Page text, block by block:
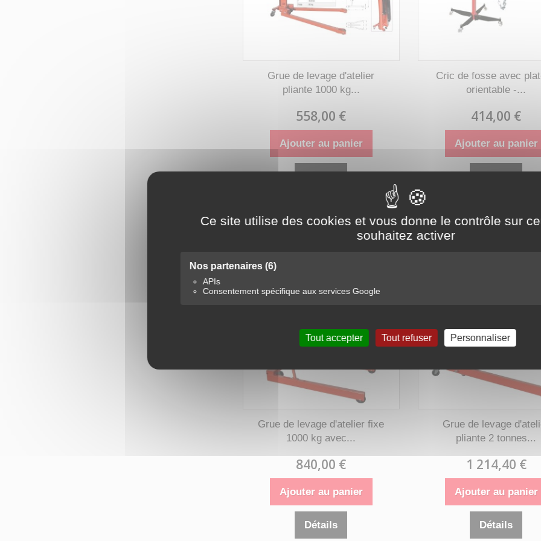
Ce site utilise des cookies et vous donne le contrôle sur
souhaitez activer
Nos partenaires (6)
APIs
Consentement spécifique aux services Google
Tout accepter Tout refuser Personnaliser
Grue de levage d'atelier
pliante 1000 kg...
558,00 €
Ajouter au panier
Disponible
Cric de fosse avec
orientable -...
414,00 €
Ajouter au panier
Disponible
Grue de levage d'atelier fixe
1000 kg avec...
840,00 €
Ajouter au panier
Détails
Grue de levage
pliante 2 tonnes...
1 214,40 €
Ajouter au panier
Détails